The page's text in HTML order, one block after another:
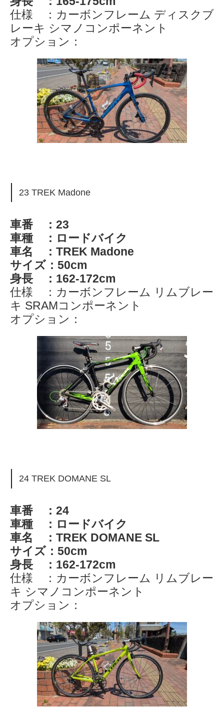
仕様 ：カーボンフレーム ディスクブ
レーキ シマノコンポーネント
オプション：
23 TREK Madone
車番 ：23
車種 ：ロードバイク
車名 ：TREK Madone
サイズ：50cm
身長 ：162-172cm
仕様 ：カーボンフレーム リムブレー
キ SRAMコンポーネント
オプション：
24 TREK DOMANE SL
車番 ：24
車種 ：ロードバイク
車名 ：TREK DOMANE SL
サイズ：50cm
身長 ：162-172cm
仕様 ：カーボンフレーム リムブレー
キ シマノコンポーネント
オプション：